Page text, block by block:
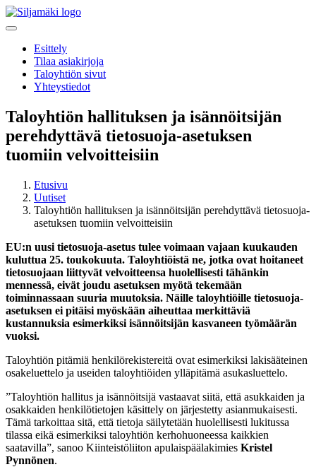
Esittely
Tilaa asiakirjoja
Taloyhtiön sivut
Yhteystiedot
Taloyhtiön hallituksen ja isännöitsijän
perehdyttävä tietosuoja-asetuksen
tuomiin velvoitteisiin
Etusivu
Uutiset
Taloyhtiön hallituksen ja isännöitsijän perehdyttävä tietosuoja-
asetuksen tuomiin velvoitteisiin
EU:n uusi tietosuoja-asetus tulee voimaan vajaan kuukauden
kuluttua 25. toukokuuta. Taloyhtiöistä ne, jotka ovat hoitaneet
tietosuojaan liittyvät velvoitteensa huolellisesti tähänkin
mennessä, eivät joudu asetuksen myötä tekemään
toiminnassaan suuria muutoksia. Näille taloyhtiöille tietosuoja-
asetuksen ei pitäisi myöskään aiheuttaa merkittäviä
kustannuksia esimerkiksi isännöitsijän kasvaneen työmäärän
vuoksi.
Taloyhtiön pitämiä henkilörekistereitä ovat esimerkiksi lakisääteinen
osakeluettelo ja useiden taloyhtiöiden ylläpitämä asukasluettelo.
”Taloyhtiön hallitus ja isännöitsijä vastaavat siitä, että asukkaiden ja
osakkaiden henkilötietojen käsittely on järjestetty asianmukaisesti.
Tämä tarkoittaa sitä, että tietoja säilytetään huolellisesti lukitussa
tilassa eikä esimerkiksi taloyhtiön kerhohuoneessa kaikkien
saatavilla”, sanoo Kiinteistöliiton apulaispäälakimies Kristel
Pynnönen.